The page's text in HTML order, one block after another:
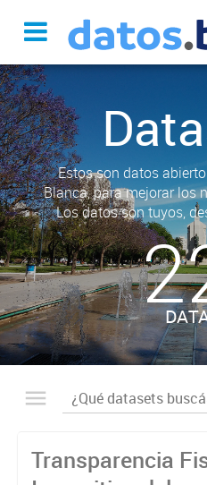
Estos son datos
Blanca, para mejorar los
Los datos son tuyos,
Transparencia